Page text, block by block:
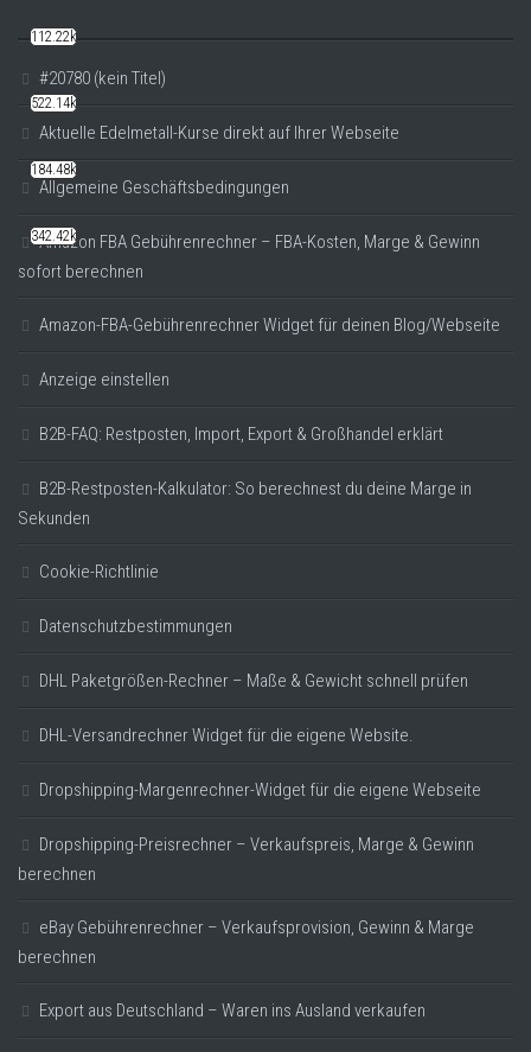
#20780 (kein Titel)
Aktuelle Edelmetall-Kurse direkt auf Ihrer Webseite
Allgemeine Geschäftsbedingungen
Amazon FBA Gebührenrechner – FBA-Kosten, Marge & Gewinn
sofort berechnen
Amazon-FBA-Gebührenrechner Widget für deinen Blog/Webseite
Anzeige einstellen
B2B-FAQ: Restposten, Import, Export & Großhandel erklärt
B2B-Restposten-Kalkulator: So berechnest du deine Marge in
Sekunden
Cookie-Richtlinie
Datenschutzbestimmungen
DHL Paketgrößen-Rechner – Maße & Gewicht schnell prüfen
DHL-Versandrechner Widget für die eigene Website.
Dropshipping-Margenrechner-Widget für die eigene Webseite
Dropshipping-Preisrechner – Verkaufspreis, Marge & Gewinn
berechnen
eBay Gebührenrechner – Verkaufsprovision, Gewinn & Marge
berechnen
Export aus Deutschland – Waren ins Ausland verkaufen
112.22k
522.14k
184.48k
342.42k